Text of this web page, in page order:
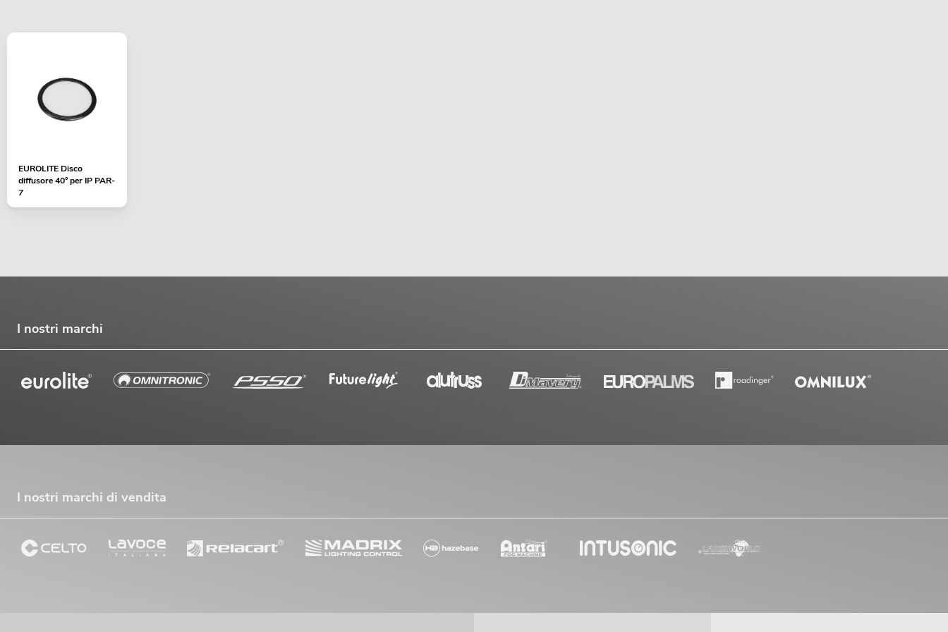
EUROLITE Disco
diffusore 40° per IP PAR-
7
I nostri marchi
I nostri marchi di vendita